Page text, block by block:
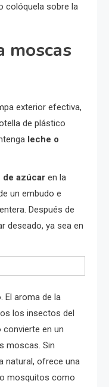
colóquela sobre la
moscas
exterior efectiva,
de plástico
leche o
de azúcar en la
un embudo e
Después de
deseado, ya sea en
El aroma de la
los insectos del
convierte en un
moscas. Sin
natural, ofrece una
mosquitos como